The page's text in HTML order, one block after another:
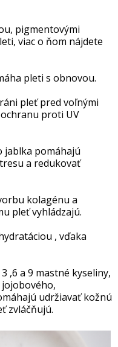
pigmentovými
viac o ňom nájdete
pleti s obnovou.
pleť pred voľnými
proti UV
jablka pomáhajú
a redukovať
kolagénu a
pleť vyhládzajú.
, vďaka
,6 a 9 mastné kyseliny,
udržiavať kožnú
zvláčňujú.